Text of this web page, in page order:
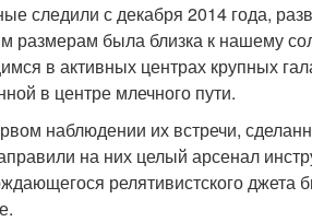
следили с декабря 2014 года,
размерам была близка к нашему
в активных центрах крупных
в центре млечного пути.
наблюдении их встречи,
на них целый арсенал
релятивистского джета